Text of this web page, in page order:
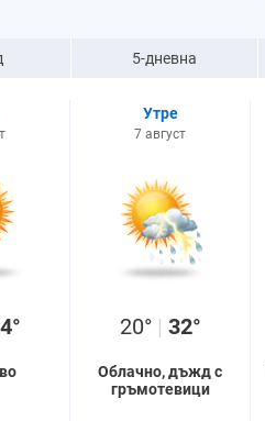
5-дневна
Утре
7 август
20° | 32°
Облачно, дъжд с
гръмотевици